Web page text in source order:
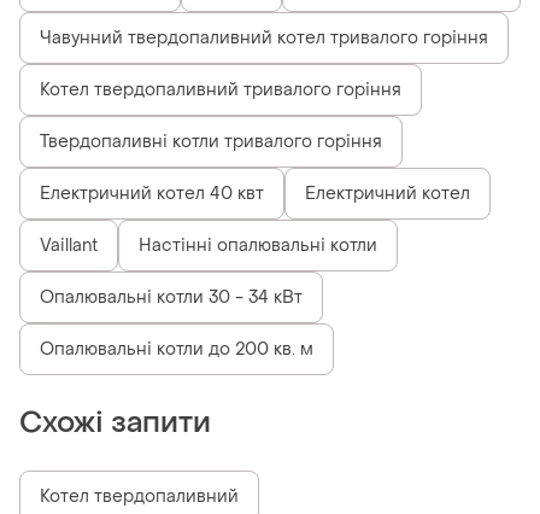
Чавунний твердопаливний котел тривалого горіння
Котел твердопаливний тривалого горіння
Твердопаливні котли тривалого горіння
Електричний котел 40 квт Електричний котел
Vaillant Настінні опалювальні котли
Опалювальні котли 30 - 34 кВт
Опалювальні котли до 200 кв. м
Схожі запити
Котел твердопаливний